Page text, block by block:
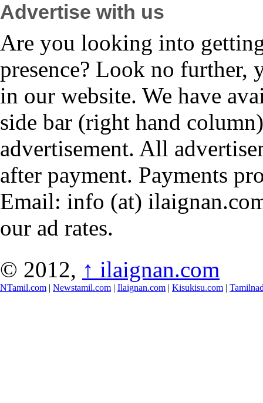
Advertise with us
Are you looking into
presence? Look no further,
in our website. We have
side bar (right hand
advertisement. All
after payment. Payments
Email: info (at)
our ad rates.
© 2012, ↑ ilaignan.com
NTamil.com | Newstamil.com | Ilaignan.com | Kisukisu.com |